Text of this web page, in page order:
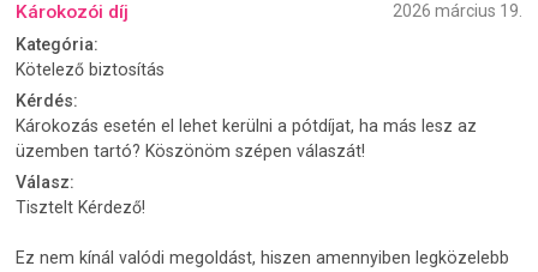
Károkozói díj
2026 március 19.
Kategória:
Kötelező biztosítás
Kérdés:
Károkozás esetén el lehet kerülni a pótdíjat, ha más lesz az
üzemben tartó? Köszönöm szépen válaszát!
Válasz:
Tisztelt Kérdező!
Ez nem kínál valódi megoldást, hiszen amennyiben legközelebb